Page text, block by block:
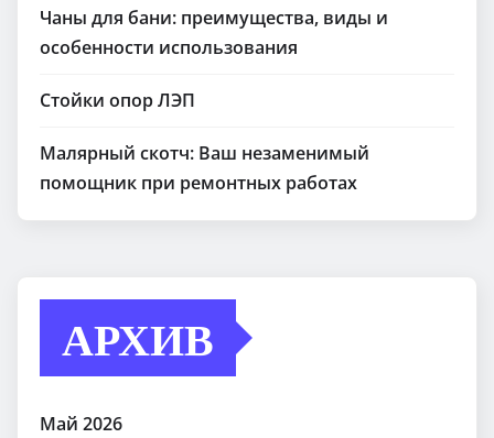
Чаны для бани: преимущества, виды и
особенности использования
Стойки опор ЛЭП
Малярный скотч: Ваш незаменимый
помощник при ремонтных работах
АРХИВ
Май 2026